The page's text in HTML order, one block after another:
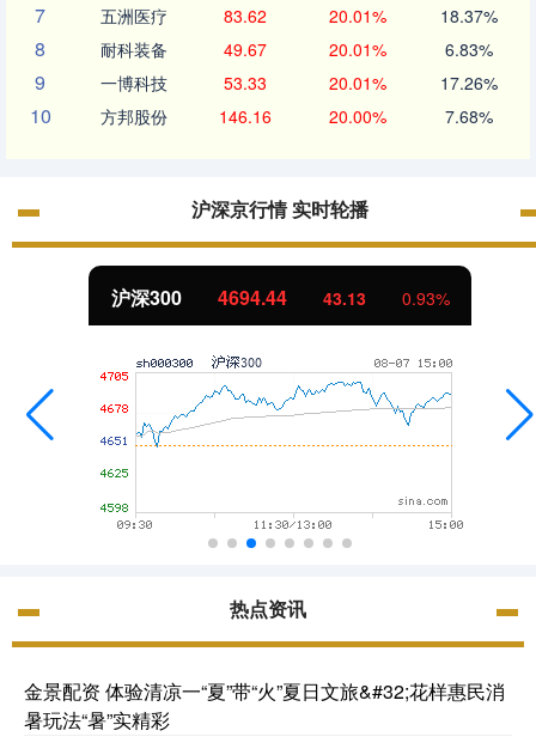
7 五洲医疗 83.62 20.01% 18.37%
8 耐科装备 49.67 20.01% 6.83%
9 一博科技 53.33 20.01% 17.26%
10 方邦股份 146.16 20.00% 7.68%
沪深京行情 实时轮播
北证50 1134.24 11.37 1.01%
热点资讯
金景配资 体验清凉一“夏”带“火”夏日文旅&#32;花样惠民消
暑玩法“暑”实精彩